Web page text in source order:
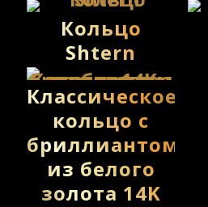
Кольцо
Shtern
Классическое
кольцо с
бриллиантом
из белого
золота 14K